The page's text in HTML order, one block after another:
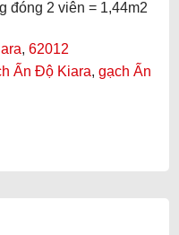
đóng 2 viên = 1,44m2
, 62012
Ấn Độ Kiara, gạch Ấn